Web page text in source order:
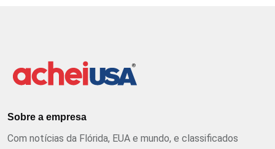
Sobre a empresa
Com notícias da Flórida, EUA e mundo, e classificados